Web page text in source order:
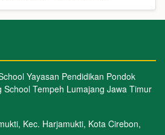
Yayasan Pendidikan Pondok
School Tempeh Lumajang Jawa Timur
Kec. Harjamukti, Kota Cirebon,